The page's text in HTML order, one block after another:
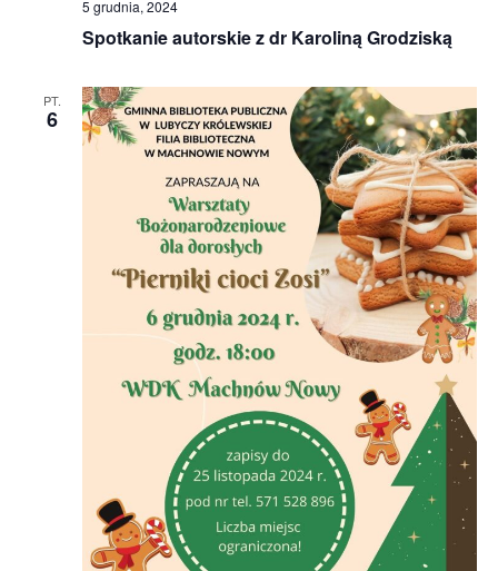
Spotkanie autorskie z dr Karoliną Grodziską
5 grudnia, 2024
PT.
6